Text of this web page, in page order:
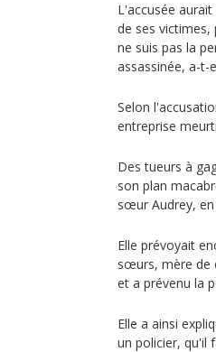
L'accusée
de ses victimes,
ne suis pas la
assassinée, a-t-
Selon
entreprise
Des tueurs à
son plan
sœur Audrey,
Elle prévoyait
sœurs, mère de
et a prévenu la
Elle a ainsi
un policier, qu'il